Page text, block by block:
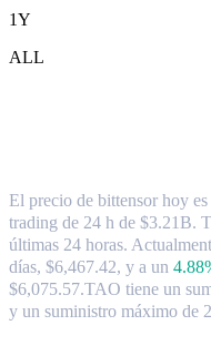
1Y
ALL
El precio de bittensor hoy
trading de 24 h de $3.21B.
últimas 24 horas.
días, $6,467.42, y a un
$6,075.57.TAO tiene un
y un suministro máximo de